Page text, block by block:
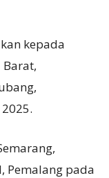
kepada
Barat,
Pemalang pada